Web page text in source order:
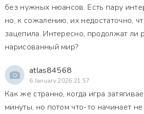
без нужных нюансов. Есть пару
но, к сожалению, их недостаточно,
зацепила. Интересно, продолжат ли
нарисованный мир?
atlas84568
6 January 2026 21:57
Как же странно, когда игра
минуты, но потом что-то начинает не